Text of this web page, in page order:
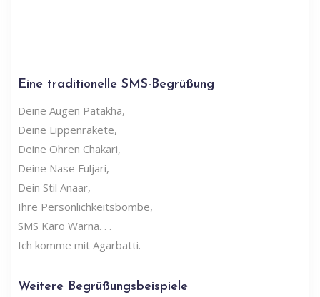
Eine traditionelle SMS-Begrüßung
Deine Augen Patakha,
Deine Lippenrakete,
Deine Ohren Chakari,
Deine Nase Fuljari,
Dein Stil Anaar,
Ihre Persönlichkeitsbombe,
SMS Karo Warna. . .
Ich komme mit Agarbatti.
Weitere Begrüßungsbeispiele